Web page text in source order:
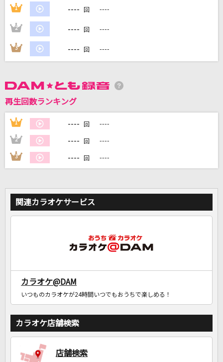
DAMに会員登録・ログインして
家族や友達と一緒に！練習にも！
1 ---- 回 ----
2 ---- 回 ----
3 ---- 回 ----
再生回数ランキング
1 ---- 回 ----
2 ---- 回 ----
3 ---- 回 ----
関連カラオケサービス
カラオケ@DAM
いつものカラオケが24時間いつでもおうちで楽しめる！
カラオケ店舗検索
店舗検索